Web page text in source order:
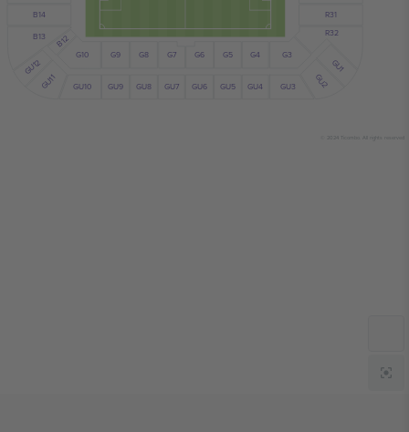
R32
R31
B12
B13
B14
G3
G4
G5
G6
G7
G8
G9
G10
GU1
GU2
GU3
GU4
GU5
GU6
GU7
GU8
GU9
GU10
GU11
GU12
© 2024 Ticombo. All rights reserved